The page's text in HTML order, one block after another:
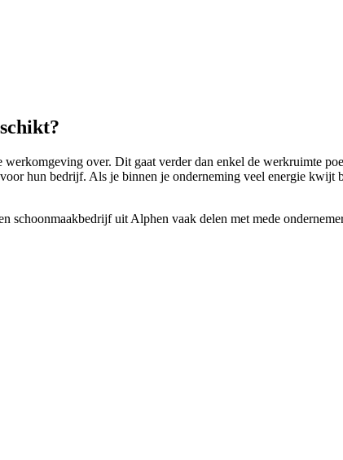
over. Dit gaat verder dan enkel de werkruimte
hun bedrijf. Als je binnen je onderneming veel energie kwijt
schoonmaakbedrijf uit Alphen vaak delen met mede